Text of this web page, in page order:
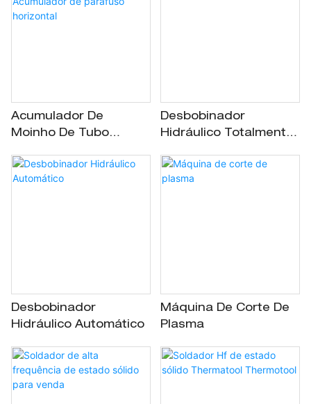
Acumulador De
Moinho De Tubo​​
Acumulador De
Parafuso Horizontal
Desbobinador
Hidráulico Totalmente
Desbobinador
Hidráulico Automático
Máquina De Corte De
Plasma